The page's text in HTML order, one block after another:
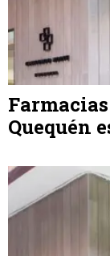
Quequén